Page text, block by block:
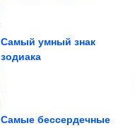
Самый умный знак
зодиака
Самые бессердечные